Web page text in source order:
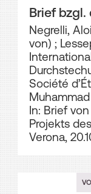
Brief
Negrelli,
von) ;
Société
In: Brief
Projekts
Verona,